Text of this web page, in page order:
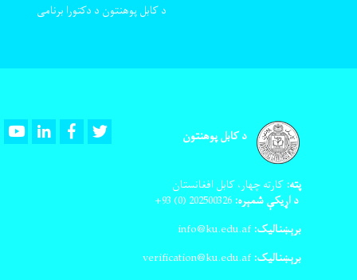
د کابل پوهنتون د دکتورا برنامی
د کابل پوهنتون YoutubeLinkedInFacebook
پته: کارته چهار، کابل افغانستان
د اړیکې شمېره: 202500326
(0) 93+
برېښنالیک:
برېښنالیک: